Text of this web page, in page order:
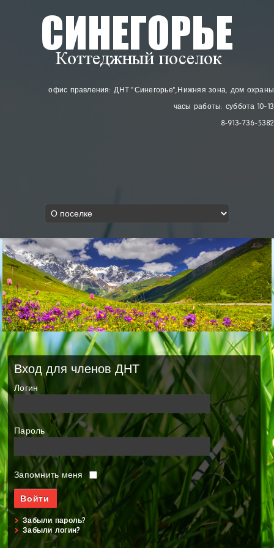
офис правления: ДНТ "Синегорье", Нижняя зона, дом охраны
часы работы: суббота 10-13
8-913-736-5382
Вход для членов ДНТ
Логин
Пароль
Запомнить меня
Забыли пароль?
Забыли логин?